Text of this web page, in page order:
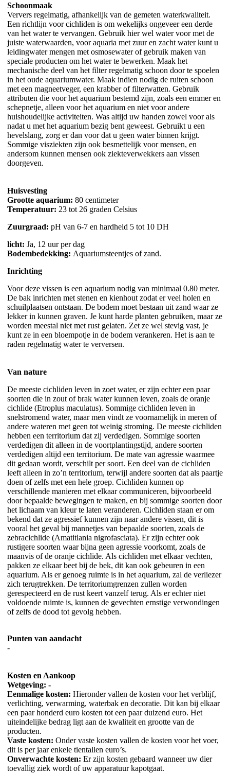
Schoonmaak
Ververs regelmatig, afhankelijk van de gemeten waterkwaliteit.
Een richtlijn voor cichliden is om wekelijks ongeveer een derde
van het water te vervangen. Gebruik hier wel water voor met de
juiste waterwaarden, voor aquaria met zuur en zacht water kunt u
leidingwater mengen met osmosewater of gebruik maken van
speciale producten om het water te bewerken. Maak het
mechanische deel van het filter regelmatig schoon door te spoelen
in het oude aquariumwater. Maak indien nodig de ruiten schoon
met een magneetveger, een krabber of filterwatten. Gebruik
attributen die voor het aquarium bestemd zijn, zoals een emmer en
schepnetje, alleen voor het aquarium en niet voor andere
huishoudelijke activiteiten. Was altijd uw handen zowel voor als
nadat u met het aquarium bezig bent geweest. Gebruikt u een
hevelslang, zorg er dan voor dat u geen water binnen krijgt.
Sommige visziekten zijn ook besmettelijk voor mensen, en
andersom kunnen mensen ook ziekteverwekkers aan vissen
doorgeven.
Huisvesting
Grootte aquarium: 80 centimeter
Temperatuur: 23 tot 26 graden Celsius
Zuurgraad: pH van 6-7 en hardheid 5 tot 10 DH
licht: Ja, 12 uur per dag
Bodembedekking: Aquariumsteentjes of zand.
Inrichting
Voor deze vissen is een aquarium nodig van minimaal 0.80 meter.
De bak inrichten met stenen en kienhout zodat er veel holen en
schuilplaatsen ontstaan. De bodem moet bestaan uit zand waar ze
lekker in kunnen graven. Je kunt harde planten gebruiken, maar ze
worden meestal niet met rust gelaten. Zet ze wel stevig vast, je
kunt ze in een bloempotje in de bodem verankeren. Het is aan te
raden regelmatig water te verversen.
Van nature
De meeste cichliden leven in zoet water, er zijn echter een paar
soorten die in zout of brak water kunnen leven, zoals de oranje
cichlide (Etroplus maculatus). Sommige cichliden leven in
snelstromend water, maar men vindt ze voornamelijk in meren of
andere wateren met geen tot weinig stroming. De meeste cichliden
hebben een territorium dat zij verdedigen. Sommige soorten
verdedigen dit alleen in de voortplantingstijd, andere soorten
verdedigen altijd een territorium. De mate van agressie waarmee
dit gedaan wordt, verschilt per soort. Een deel van de cichliden
leeft alleen in zo’n territorium, terwijl andere soorten dat als paartje
doen of zelfs met een hele groep. Cichliden kunnen op
verschillende manieren met elkaar communiceren, bijvoorbeeld
door bepaalde bewegingen te maken, en bij sommige soorten door
het lichaam van kleur te laten veranderen. Cichliden staan er om
bekend dat ze agressief kunnen zijn naar andere vissen, dit is
vooral het geval bij mannetjes van bepaalde soorten, zoals de
zebracichlide (Amatitlania nigrofasciata). Er zijn echter ook
rustigere soorten waar bijna geen agressie voorkomt, zoals de
maanvis of de oranje cichlide. Als cichliden met elkaar vechten,
pakken ze elkaar beet bij de bek, dit kan ook gebeuren in een
aquarium. Als er genoeg ruimte is in het aquarium, zal de verliezer
zich terugtrekken. De territoriumgrenzen zullen worden
gerespecteerd en de rust keert vanzelf terug. Als er echter niet
voldoende ruimte is, kunnen de gevechten ernstige verwondingen
of zelfs de dood tot gevolg hebben.
Punten van aandacht
-
Kosten en Aankoop
Wetgeving: -
Eenmalige kosten: Hieronder vallen de kosten voor het verblijf,
verlichting, verwarming, waterbak en decoratie. Dit kan bij elkaar
een paar honderd euro kosten tot een paar duizend euro. Het
uiteindelijke bedrag ligt aan de kwaliteit en grootte van de
producten.
Vaste kosten: Onder vaste kosten vallen de kosten voor het voer,
dit is per jaar enkele tientallen euro’s.
Onverwachte kosten: Er zijn kosten gebaard wanneer uw dier
toevallig ziek wordt of uw apparatuur kapotgaat.